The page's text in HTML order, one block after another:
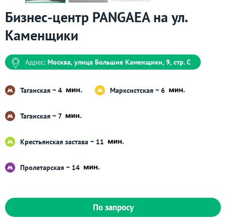
Бизнес-центр PANGAEA на ул.
Каменщики
Адрес: Москва, улица Большие Каменщики, 9, стр. С
Таганская ~ 4 Марксистская ~ 6
Таганская ~ 7
Крестьянская застава ~ 11
Пролетарская ~ 14
По запросу